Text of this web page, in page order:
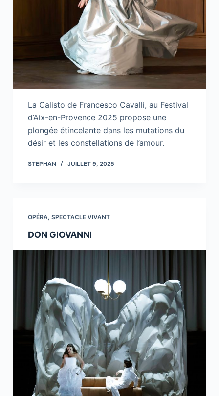
La Calisto de Francesco Cavalli, au Festival
d’Aix-en-Provence 2025 propose une
plongée étincelante dans les mutations du
désir et les constellations de l’amour.
STEPHAN JUILLET 9, 2025
OPÉRA, SPECTACLE VIVANT
DON GIOVANNI